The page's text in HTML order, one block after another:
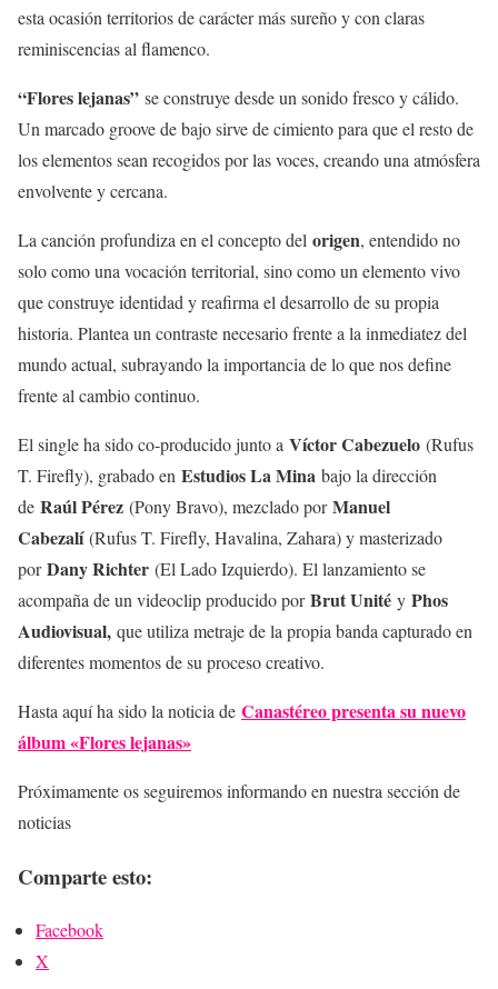
esta ocasión territorios de carácter más sureño y con claras
reminiscencias al flamenco.
“Flores lejanas” se construye desde un sonido fresco y cálido.
Un marcado groove de bajo sirve de cimiento para que el resto de
los elementos sean recogidos por las voces, creando una atmósfera
envolvente y cercana.
La canción profundiza en el concepto del origen, entendido no
solo como una vocación territorial, sino como un elemento vivo
que construye identidad y reafirma el desarrollo de su propia
historia. Plantea un contraste necesario frente a la inmediatez del
mundo actual, subrayando la importancia de lo que nos define
frente al cambio continuo.
El single ha sido co-producido junto a Víctor Cabezuelo (Rufus
T. Firefly), grabado en Estudios La Mina bajo la dirección
de Raúl Pérez (Pony Bravo), mezclado porManuel
Cabezalí(Rufus T. Firefly, Havalina, Zahara) y masterizado
porDany Richter (El Lado Izquierdo). El lanzamiento se
acompaña de un videoclip producido porBrut Unité y Phos
Audiovisual, que utiliza metraje de la propia banda capturado en
diferentes momentos de su proceso creativo.
Hasta aquí ha sido la noticia de Canastéreo presenta su nuevo
álbum «Flores lejanas»
Próximamente os seguiremos informando en nuestra sección de
noticias
Comparte esto:
Facebook
X